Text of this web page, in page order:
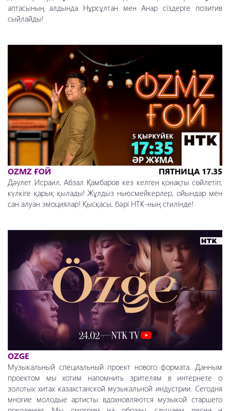
аптасының алдында Нұрсұлтан мен Анар сіздерге позитив
сыйлайды!
OZMZ ҒОЙ ПЯТНИЦА 17.35
Дәулет Исраил, Абзал Қамбаров кез келген қонақты сөйлетіп,
күлкіге қарық қылады! Жұлдыз ньюсмейкерлер, ойындар мен
сан алуан эмоциялар! Қысқасы, бәрі НТК-ның стилінде!
OZGE
Музыкальный специальный проект нового формата. Данным
проектом мы хотим напомнить зрителям в интернете о
золотых хитах казахстанской музыкальной индустрии. Сегодня
многие молодые артисты вдохновляются музыкой старшего